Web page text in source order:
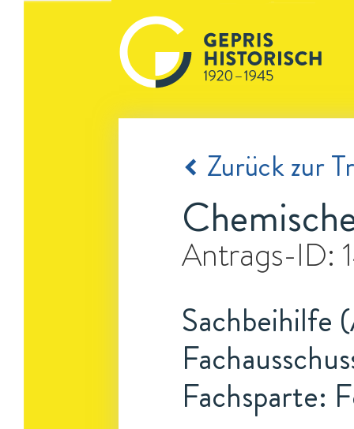
Zurück zur
Antrags-ID:
Sachbeihilfe
Fachsparte: